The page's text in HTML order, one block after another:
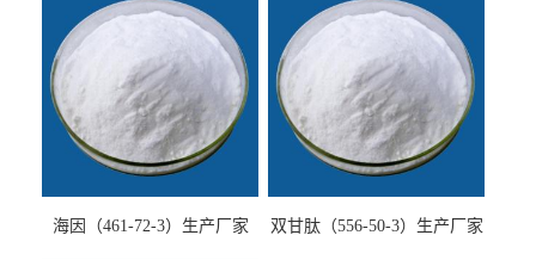
海因（461-72-3）生产厂家 双甘肽（556-50-3）生产厂家